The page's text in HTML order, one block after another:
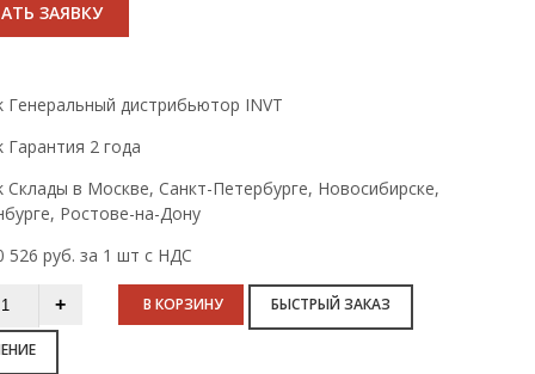
ЗАЯВКУ
Генеральный дистрибьютор INVT
Гарантия 2 года
Склады в Москве, Санкт-Петербурге, Новосибирске,
Ростове-на-Дону
526 руб. за 1 шт с НДС
В КОРЗИНУ БЫСТРЫЙ ЗАКАЗ